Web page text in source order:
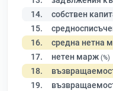
14. собствен
15.
16. средна нетна
17. нетен марж (%)
18.
19.